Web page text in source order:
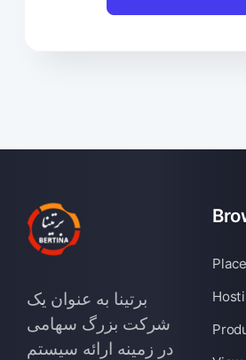
برتینا به عنوان یک
شرکت بزرگ سهامی
در زمینه ارائه سیستم